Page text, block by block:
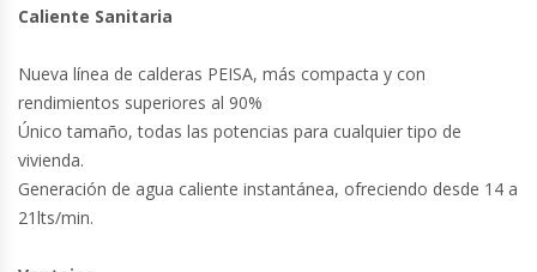
Caliente Sanitaria
Nueva línea de calderas PEISA, más compacta y con
rendimientos superiores al 90%
Único tamaño, todas las potencias para cualquier tipo de
vivienda.
Generación de agua caliente instantánea, ofreciendo desde 14 a
21lts/min.